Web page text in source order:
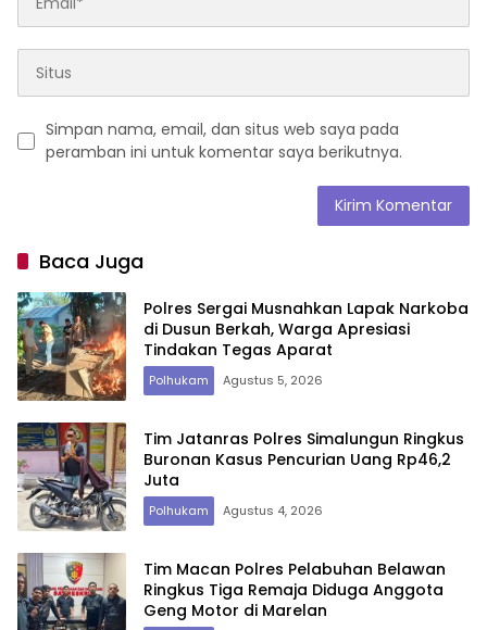
Simpan nama, email, dan situs web saya pada
peramban ini untuk komentar saya berikutnya.
Baca Juga
Polres Sergai Musnahkan Lapak Narkoba
di Dusun Berkah, Warga Apresiasi
Tindakan Tegas Aparat
Polhukam Agustus 5, 2026
Tim Jatanras Polres Simalungun Ringkus
Buronan Kasus Pencurian Uang Rp46,2
Juta
Polhukam Agustus 4, 2026
Tim Macan Polres Pelabuhan Belawan
Ringkus Tiga Remaja Diduga Anggota
Geng Motor di Marelan